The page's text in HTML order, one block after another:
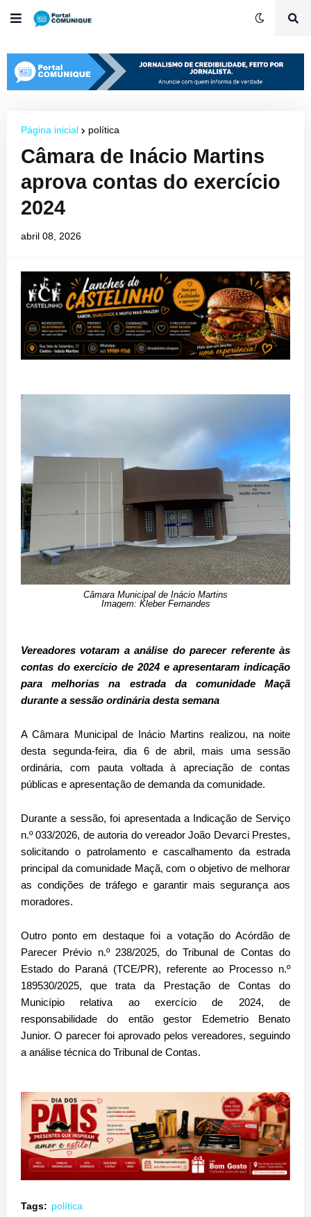
Página inicial política
Câmara de Inácio Martins
aprova contas do exercício
2024
abril 08, 2026
Câmara Municipal de Inácio Martins
Imagem: Kleber Fernandes
Vereadores votaram a análise do parecer referente às
contas do exercício de 2024 e apresentaram indicação
para melhorias na estrada da comunidade Maçã
durante a sessão ordinária desta semana
A Câmara Municipal de Inácio Martins realizou, na noite
desta segunda-feira, dia 6 de abril, mais uma sessão
ordinária, com pauta voltada à apreciação de contas
públicas e apresentação de demanda da comunidade.
Durante a sessão, foi apresentada a Indicação de Serviço
n.º 033/2026, de autoria do vereador João Devarci Prestes,
solicitando o patrolamento e cascalhamento da estrada
principal da comunidade Maçã, com o objetivo de melhorar
as condições de tráfego e garantir mais segurança aos
moradores.
Outro ponto em destaque foi a votação do Acórdão de
Parecer Prévio n.º 238/2025, do Tribunal de Contas do
Estado do Paraná (TCE/PR), referente ao Processo n.º
189530/2025, que trata da Prestação de Contas do
Município relativa ao exercício de 2024, de
responsabilidade do então gestor Edemetrio Benato
Junior. O parecer foi aprovado pelos vereadores, seguindo
a análise técnica do Tribunal de Contas.
Tags: política